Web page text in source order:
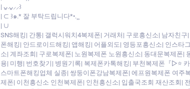
| ᴗ͈.ᴗ͈⸝⸝꒱
| ⊂ ꒱๑.* 잘 부탁드립니다*•.¸¸
| ∪
SNS해킹| 간통| 갤럭시워치4복제폰| 거래처| 구로흥신소| 남자친
폰해킹| 안드로이드해킹| 앱해킹| 어플외도| 영등포흥신소| 인스
소| 계좌조회| 구로복제폰| 노원복제폰 노원흥신소| 동대문복제폰
용| 미행| 번호찾기| 병원기록| 복제폰카톡해킹| 부천복제폰『▷⭐
스마트폰해킹업체 실종| 쌍둥이폰강남복제폰| 에프원복제폰 여
제폰| 이천흥신소 인천복제폰| 인천흥신소| 입출국조회 재산조회|